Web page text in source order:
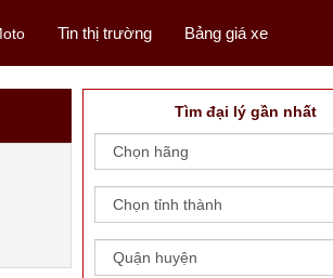
Tin thị trường Bảng giá xe
Tìm đại lý gần nhất